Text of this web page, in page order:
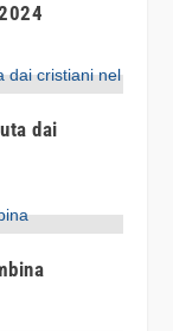
dai